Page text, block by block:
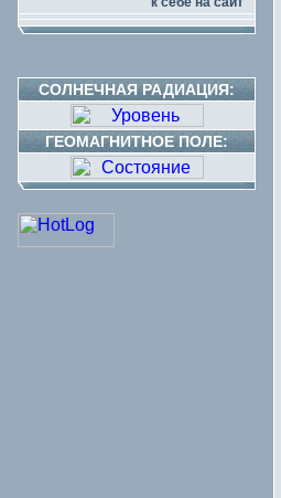
СОЛНЕЧНАЯ РАДИАЦИЯ:
ГЕОМАГНИТНОЕ ПОЛЕ: